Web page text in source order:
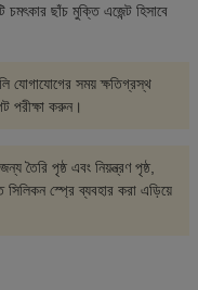
ছাঁচ মুক্তি এজেন্ট হিসাবে
যোগাযোগের সময় ক্ষতিগ্রস্থ
পরীক্ষা করুন।
তৈরি পৃষ্ঠ এবং নিয়ন্ত্রণ পৃষ্ঠ,
স্প্রে ব্যবহার করা এড়িয়ে